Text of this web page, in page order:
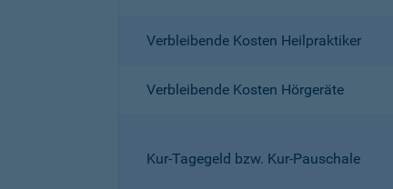
Verbleibende Kosten Heilpraktiker
Verbleibende Kosten Hörgeräte
Kur-Tagegeld bzw. Kur-Pauschale